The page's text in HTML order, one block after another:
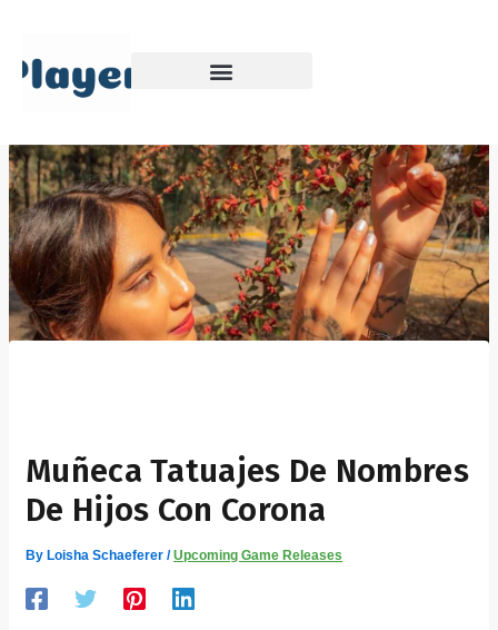
content
Muñeca Tatuajes De Nombres
De Hijos Con Corona
By Loisha Schaeferer/Upcoming Game Releases